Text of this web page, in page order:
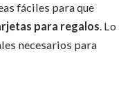
fáciles para que
para regalos. Lo
necesarios para